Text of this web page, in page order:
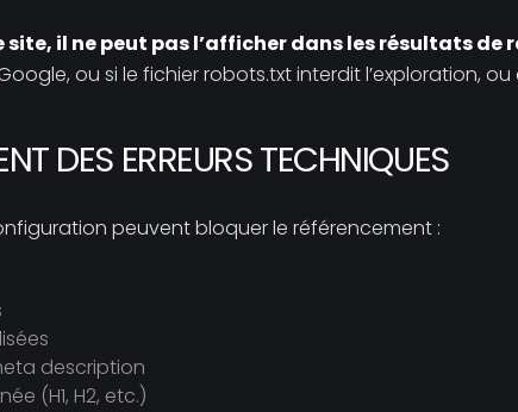
il ne peut pas l’afficher dans les résultats de
ou si le fichier robots.txt interdit l’exploration, ou
DES ERREURS TECHNIQUES
peuvent bloquer le référencement :
description
(H1, H2, etc.)